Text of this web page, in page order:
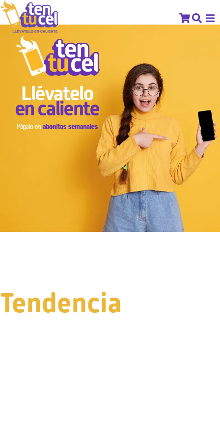
Tendencia